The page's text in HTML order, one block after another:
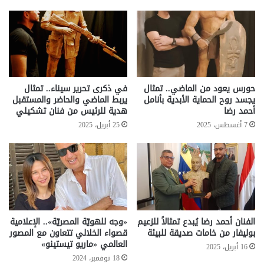
حورس يعود من الماضي.. تمثال
يجسد روح الحماية الأبدية بأنامل
أحمد رضا
7 أغسطس، 2025
في ذكرى تحرير سيناء.. تمثال
يربط الماضي والحاضر والمستقبل
هدية للرئيس من فنان تشكيلي
25 أبريل، 2025
الفنان أحمد رضا يُبدع تمثالاً للزعيم
بوليفار من خامات صديقة للبيئة
16 أبريل، 2025
«وجه للهويّة المصريّة».. الإعلامية
قصواء الخلالي تتعاون مع المصور
العالمي «ماريو تيستينو»
18 نوفمبر، 2024